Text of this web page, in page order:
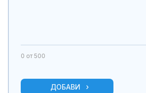
0 от 500
ДОБАВИ